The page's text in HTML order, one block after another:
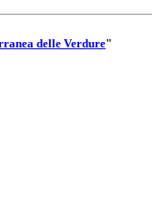
delle Verdure"